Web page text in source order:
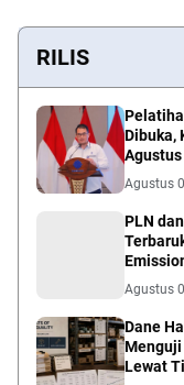
RILIS
Dibuka,
Agustus
PLN
Agustus
Dane
Menguji
Lewat